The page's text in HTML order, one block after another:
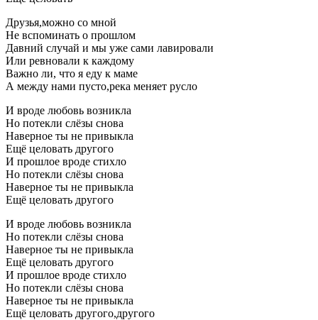
Друзья,можно со мной
Не вспоминать о прошлом
Давний случай и мы уже сами лавировали
Или ревновали к каждому
Важно ли, что я еду к маме
А между нами пусто,река меняет русло
И вроде любовь возникла
Но потекли слёзы снова
Наверное ты не привыкла
Ещё целовать другого
И прошлое вроде стихло
Но потекли слёзы снова
Наверное ты не привыкла
Ещё целовать другого
И вроде любовь возникла
Но потекли слёзы снова
Наверное ты не привыкла
Ещё целовать другого
И прошлое вроде стихло
Но потекли слёзы снова
Наверное ты не привыкла
Ещё целовать другого,другого